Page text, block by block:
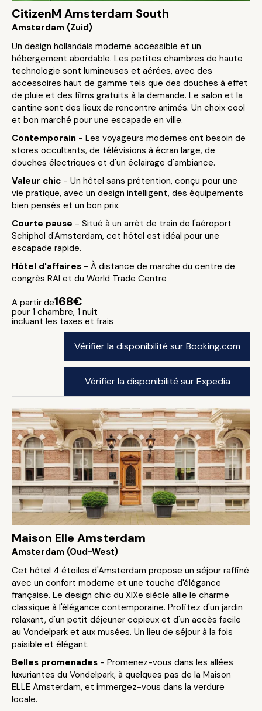
CitizenM Amsterdam South
Amsterdam (Zuid)
Un design hollandais moderne accessible et un
hébergement abordable. Les petites chambres de haute
technologie sont lumineuses et aérées, avec des
accessoires haut de gamme tels que des douches à effet
de pluie et des films gratuits à la demande. Le salon et la
cantine sont des lieux de rencontre animés. Un choix cool
et bon marché pour une escapade en ville.
Contemporain - Les voyageurs modernes ont besoin de
stores occultants, de télévisions à écran large, de
douches électriques et d'un éclairage d'ambiance.
Valeur chic - Un hôtel sans prétention, conçu pour une
vie pratique, avec un design intelligent, des équipements
bien pensés et un bon prix.
Courte pause - Situé à un arrêt de train de l'aéroport
Schiphol d'Amsterdam, cet hôtel est idéal pour une
escapade rapide.
Hôtel d'affaires - À distance de marche du centre de
congrès RAI et du World Trade Centre
A partir de168€
pour 1 chambre, 1 nuit
incluant les taxes et frais
Vérifier la disponibilité sur Booking.com
Vérifier la disponibilité sur Expedia
Maison Elle Amsterdam
Amsterdam (Oud-West)
Cet hôtel 4 étoiles d'Amsterdam propose un séjour raffiné
avec un confort moderne et une touche d'élégance
française. Le design chic du XIXe siècle allie le charme
classique à l'élégance contemporaine. Profitez d'un jardin
relaxant, d'un petit déjeuner copieux et d'un accès facile
au Vondelpark et aux musées. Un lieu de séjour à la fois
paisible et élégant.
Belles promenades - Promenez-vous dans les allées
luxuriantes du Vondelpark, à quelques pas de la Maison
ELLE Amsterdam, et immergez-vous dans la verdure
locale.